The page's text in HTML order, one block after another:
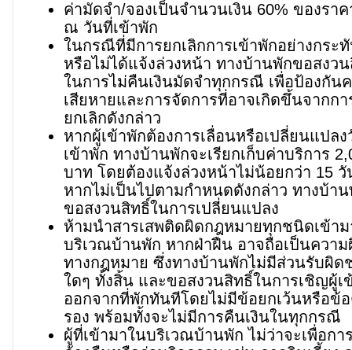
ค่ามัดจำ/จองเป็นจำนวนเงิน 60% ของรา
ณ วันที่เข้าพัก
ในกรณีที่มีการยกเลิกการเข้าพักอย่างกระ
หรือไม่ได้แจ้งล่วงหน้า ทางบ้านพักขอสงว
ในการไม่คืนเงินมัดจำทุกกรณี เพื่อป้องกัน
เสียหายและการจัดการที่อาจเกิดขึ้นจากกา
ยกเลิกดังกล่าว
หากผู้เข้าพักต้องการเลื่อนหรือเปลี่ยนแปลง
เข้าพัก ทางบ้านพักจะเรียกเก็บค่าบริการ
บาท โดยต้องแจ้งล่วงหน้าไม่น้อยกว่า 15 วั
หากไม่เป็นไปตามกำหนดดังกล่าว ทางบ้า
ขอสงวนสิทธิ์ในการเปลี่ยนแปลง
ห้ามนำสารเสพติดผิดกฎหมายทุกชนิดเข้า
บริเวณบ้านพัก หากฝ่าฝืน อาจถือเป็นความ
ทางกฎหมาย ซึ่งทางบ้านพักไม่มีส่วนรับผิด
ใดๆ ทั้งสิ้น และขอสงวนสิทธิ์ในการเชิญผู้เ
ออกจากที่พักทันทีโดยไม่มีข้อยกเว้นหรือข้
รอง พร้อมทั้งจะไม่มีการคืนเงินในทุกกรณี
ผู้ที่เข้ามาในบริเวณบ้านพัก ไม่ว่าจะเพื่อกา